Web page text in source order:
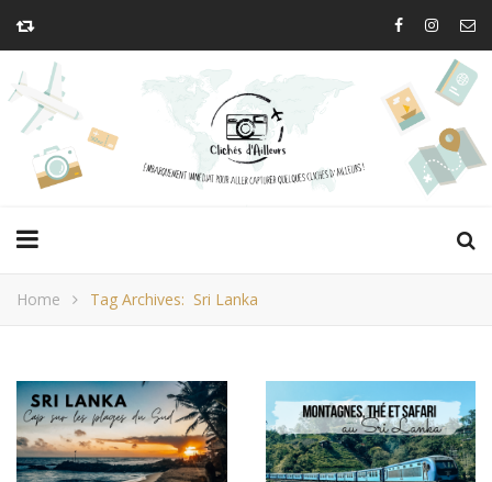
Home Tag Archives: Sri Lanka